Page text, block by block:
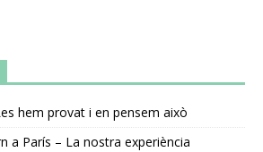
hem provat i en pensem això
a París – La nostra experiència